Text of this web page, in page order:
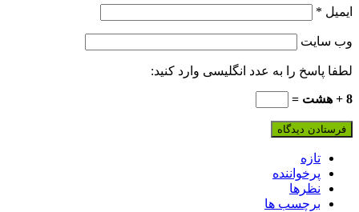
ایمیل *
وب‌ سایت
لطفا پاسخ را به عدد انگلیسی وارد کنید:
8 + هشت =
تازه
پرخواننده
نظرها
برچسب ها